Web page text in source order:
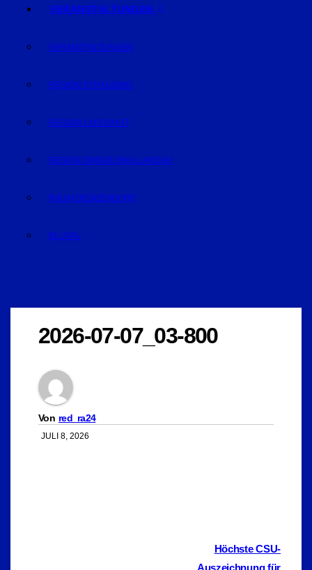
VERANSTALTUNGEN
VERANSTALTUNGEN
REGION STRAUBING
REGION LANDSHUT
REGION DINGOLFING-LANDAU
RAUM DEGGENDORF
BLUVAL
2026-07-07_03-800
Von red_ra24
JULI 8, 2026
BeitragsnavigationHöchste CSU-
Auszeichnung für